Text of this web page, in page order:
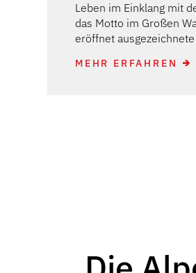
Leben im Einklang mit
das Motto im Großen
eröffnet
MEHR ERFAHREN